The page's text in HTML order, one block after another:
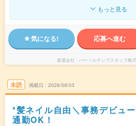
もっと見る
気になる! 応募へ進む
派遣会社 パーソルテンプスタッフ株
未読 掲載日 2026/08/03
*髪ネイル自由＼事務デビュ
通勤OK！